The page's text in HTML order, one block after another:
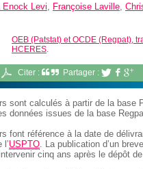
Enock Levi, Françoise Laville,
OEB (Patstat) et OCDE (Regpat),
HCERES.
Citer : Partager :  
sont calculés à partir de la base
données issues de la base
font référence à la date de
l’USPTO. La publication d’un
cinq ans après le dépôt